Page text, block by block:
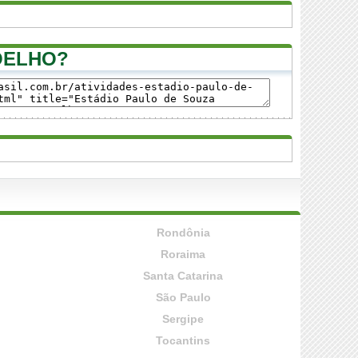
Rondônia
Roraima
Santa Catarina
São Paulo
Sergipe
Tocantins